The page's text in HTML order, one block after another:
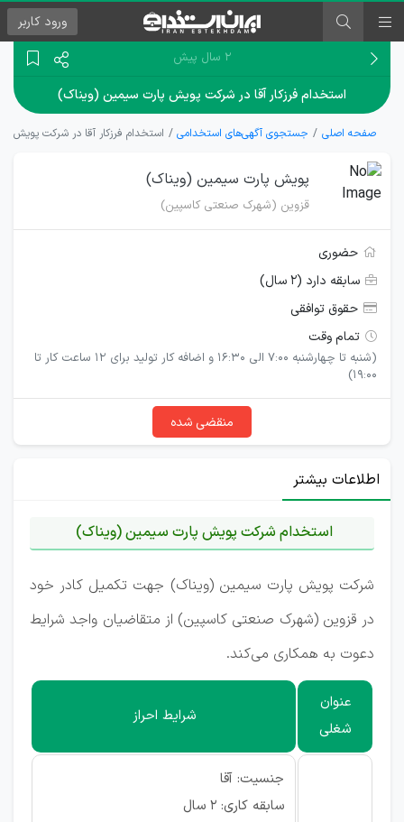
ورود کاربر
۲ سال پیش
استخدام فرزکار آقا در شرکت پویش پارت سیمین (ویناک)
صفحه اصلی جستجوی آگهی‌های استخدامی استخدام فرزکار آقا در شرکت پویش
پویش پارت سیمین (ویناک)
قزوین (شهرک صنعتی کاسپین)
حضوری
سابقه دارد (۲ سال)
حقوق توافقی
تمام وقت
(شنبه تا چهارشنبه 7:00 الی 16:30 و اضافه کار تولید برای 12 ساعت کار تا
19:00)
منقضی شده
اطلاعات بیشتر
استخدام شرکت پویش پارت سیمین (ویناک)
شرکت پویش پارت سیمین (ویناک) جهت تکمیل کادر خود
در قزوین (شهرک صنعتی کاسپین) از متقاضیان واجد شرایط
دعوت به همکاری می‌کند.
عنوان
شغلی
شرایط احراز
جنسیت: آقا
سابقه کاری: ۲ سال